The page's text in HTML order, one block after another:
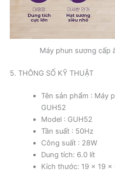
Máy phun sương cấp
5. THÔNG SỐ KỸ THUẬT
Tên sản phẩm : Máy
GUH52
Model : GUH52
Tần suất : 50Hz
Công suất : 28W
Dung tích: 6.0 lít
Kích thước: 19 x 19 x